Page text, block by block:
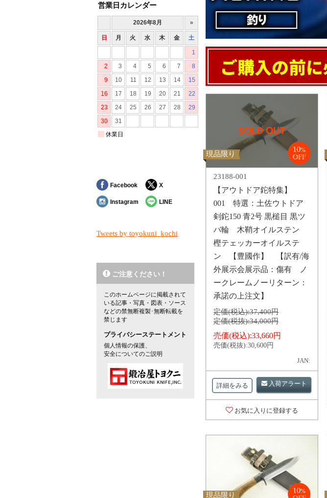
現品限り
10%
OFF
23188-001
【アウトドア鉈特集】
001 特選：土佐ウトドア
剣鉈150 青2号 黒槌目 黒ツ
バ輪 木鞘オイルステン
樫テェッカーオイルステ
ン 【豊國作】 【訳有/海
外展示会展示品：傷有 ノ
ークレームノーリターン：
承諾の上注文】
定価(税込):37,400円
定価(税抜):34,000円
売価(税込):33,660円
売価(税抜):30,600円
JAN:
詳細をみる 入荷アラート
お気に入りに登録する
現品限り
10%
営業日カレンダー
Facebook X
Instagram LINE
Tweets by toyokuni_kochi
ご注意ください！
このホームページに掲載されて
いる記事・写真・図表・ソース
などの禁無断複製･無断転載を
禁じます
プライバシーステートメント
個人情報の保護、
安全についてのご説明